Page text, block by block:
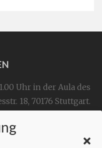
Uhr in der Aula des
18, 70176 Stuttgart.